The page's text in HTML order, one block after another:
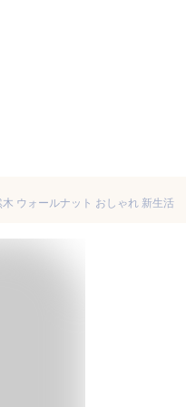
ウォールナット おしゃれ 新生活